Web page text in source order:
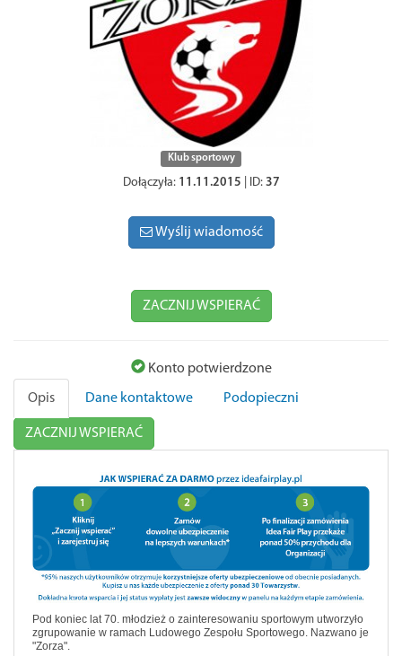
Klub sportowy
Dołączyła: 11.11.2015 | ID: 37
Wyślij wiadomość
ZACZNIJ WSPIERAĆ
Konto potwierdzone
Opis Dane kontaktowe Podopieczni
ZACZNIJ WSPIERAĆ
Pod koniec lat 70. młodzież o zainteresowaniu sportowym utworzyło
zgrupowanie w ramach Ludowego Zespołu Sportowego. Nazwano je
"Zorza".